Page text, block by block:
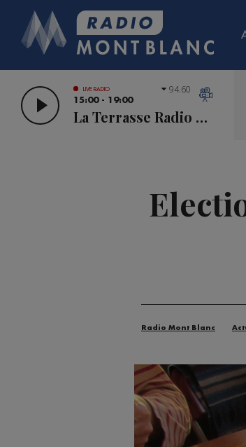
LIVE RADIO
15:00 - 19:00
La Terrasse Radio Mont Blanc
94.60
Radio Mont Blanc